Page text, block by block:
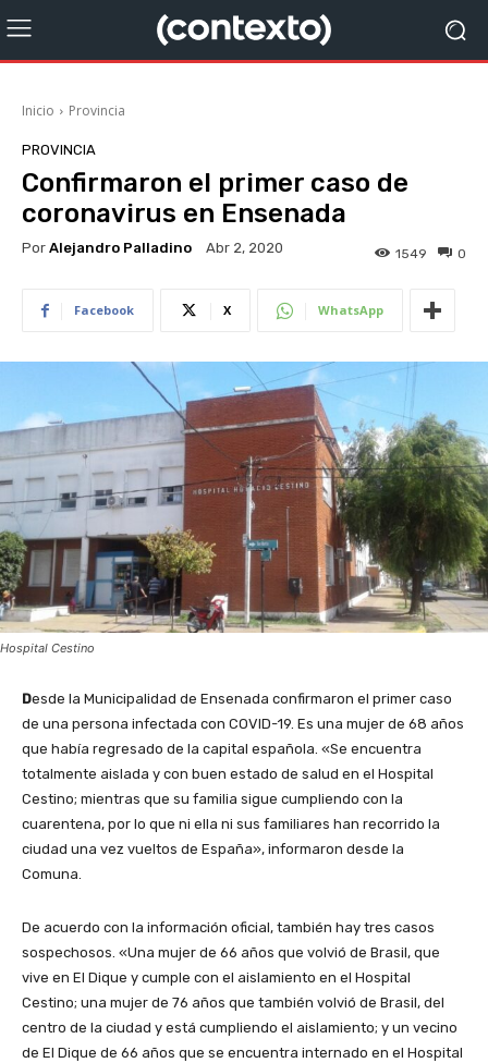
Inicio Provincia
PROVINCIA
Confirmaron el primer caso de
coronavirus en Ensenada
Por Alejandro Palladino Abr 2, 2020 0
1549
Facebook X WhatsApp
Hospital Cestino
Desde la Municipalidad de Ensenada confirmaron el primer caso
de una persona infectada con COVID-19. Es una mujer de 68 años
que había regresado de la capital española. «Se encuentra
totalmente aislada y con buen estado de salud en el Hospital
Cestino; mientras que su familia sigue cumpliendo con la
cuarentena, por lo que ni ella ni sus familiares han recorrido la
ciudad una vez vueltos de España», informaron desde la
Comuna.
De acuerdo con la información oficial, también hay tres casos
sospechosos. «Una mujer de 66 años que volvió de Brasil, que
vive en El Dique y cumple con el aislamiento en el Hospital
Cestino; una mujer de 76 años que también volvió de Brasil, del
centro de la ciudad y está cumpliendo el aislamiento; y un vecino
de El Dique de 66 años que se encuentra internado en el Hospital